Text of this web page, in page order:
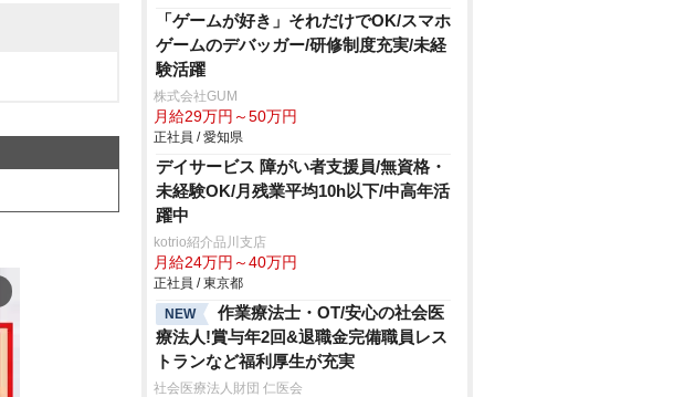
「ゲームが好き」それだけでOK/スマホ
ゲームのデバッガー/研修制度充実/未経
験活躍
株式会社GUM
月給29万円～50万円
正社員 / 愛知県
デイサービス 障がい者支援員/無資格・
未経験OK/月残業平均10h以下/中高年活
躍中
kotrio紹介品川支店
月給24万円～40万円
正社員 / 東京都
NEW
作業療法士・OT/安心の社会医
療法人!賞与年2回&退職金完備職員レス
トランなど福利厚生が充実
社会医療法人財団 仁医会